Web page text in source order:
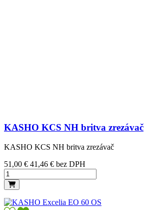
KASHO KCS NH britva zrezávač
KASHO KCS NH britva zrezávač
Cena
51,00 € 41,46 € bez DPH